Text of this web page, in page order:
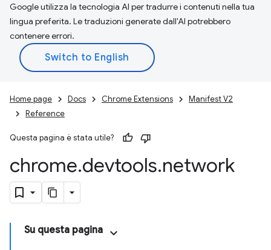
Google utilizza la tecnologia AI per tradurre i contenuti nella tua
lingua preferita. Le traduzioni generate dall'AI potrebbero
contenere errori.
Home page Docs Chrome Extensions
Manifest V2
Reference
Questa pagina è stata utile?
chrome.devtools.network
Su questa pagina